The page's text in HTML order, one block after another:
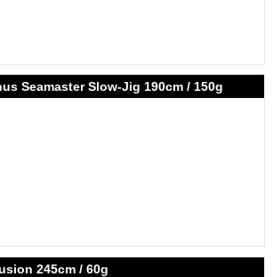
Seamaster Slow-Jig 190cm / 150g
245cm / 60g